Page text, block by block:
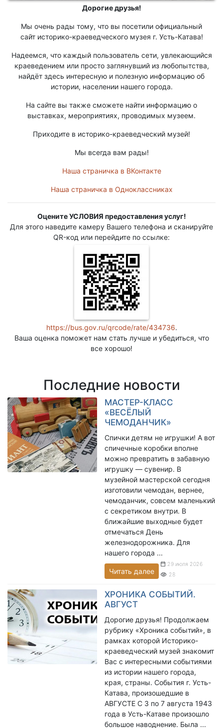
Дорогие друзья!
Мы очень рады тому, что вы посетили официальный
сайт историко-краеведческого музея г. Усть-Катава!
Надеемся, что каждый пользователь сети, увлекающийся
краеведением или просто заглянувший из любопытства,
найдёт здесь интересную и полезную информацию об
истории, населении нашего города.
На сайте вы также сможете найти информацию о
выставках, мероприятиях, проводимых музеем.
Приходите в историко-краеведческий музей!
Мы всегда вам рады!
Наша страничка в ВКонтакте
Наша страничка в Одноклассниках
Оцените УСЛОВИЯ предоставления услуг!
Для этого наведите камеру Вашего телефона и сканируйте
QR-код или перейдите по ссылке:
https://bus.gov.ru/qrcode/rate/434736.
Ваша оценка поможет нам стать лучше и убедиться, что
все хорошо!
Последние новости
МАСТЕР-КЛАСС
«ВЕСЁЛЫЙ
ЧЕМОДАНЧИК»
Спички детям не игрушки! А вот
спичечные коробки вполне
можно превратить в забавную
игрушку — сувенир. В
музейной мастерской сегодня
изготовили чемодан, вернее,
чемоданчик, совсем маленький
с секретиком внутри. В
ближайшие выходные будет
отмечаться День
железнодорожника. Для
нашего города ...
29 июля 2026
28
Читать далее
ХРОНИКА СОБЫТИЙ.
АВГУСТ
Дорогие друзья! Продолжаем
рубрику «Хроника событий», в
рамках которой Историко-
краеведческий музей знакомит
Вас с интересными событиями
из истории нашего города,
края, страны. События г. Усть-
Катава, произошедшие в
АВГУСТЕ С 3 по 7 августа 1943
года в Усть-Катаве произошло
большое наводнение. Была ...